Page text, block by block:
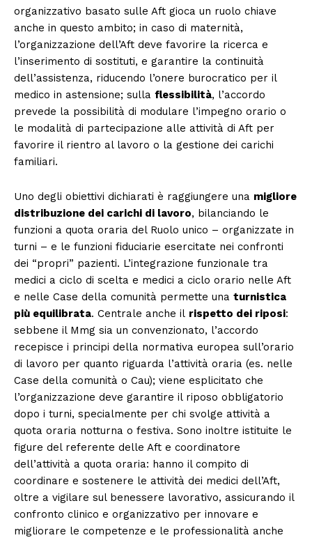
Menu
AREEINTERNE
ECONOMIA
Esclusive
SPORT
organizzativo basato sulle Aft gioca un ruolo chiave
anche in questo ambito; in caso di maternità,
l’organizzazione dell’Aft deve favorire la ricerca e
l’inserimento di sostituti, e garantire la continuità
dell’assistenza, riducendo l’onere burocratico per il
medico in astensione; sulla flessibilità, l’accordo
prevede la possibilità di modulare l’impegno orario o
le modalità di partecipazione alle attività di Aft per
favorire il rientro al lavoro o la gestione dei carichi
familiari.
Uno degli obiettivi dichiarati è raggiungere una migliore
distribuzione dei carichi di lavoro, bilanciando le
funzioni a quota oraria del Ruolo unico – organizzate in
turni – e le funzioni fiduciarie esercitate nei confronti
dei “propri” pazienti. L’integrazione funzionale tra
medici a ciclo di scelta e medici a ciclo orario nelle Aft
e nelle Case della comunità permette una turnistica
più equilibrata. Centrale anche il rispetto dei riposi:
sebbene il Mmg sia un convenzionato, l’accordo
recepisce i principi della normativa europea sull’orario
di lavoro per quanto riguarda l’attività oraria (es. nelle
Case della comunità o Cau); viene esplicitato che
l’organizzazione deve garantire il riposo obbligatorio
dopo i turni, specialmente per chi svolge attività a
quota oraria notturna o festiva. Sono inoltre istituite le
figure del referente delle Aft e coordinatore
dell’attività a quota oraria: hanno il compito di
coordinare e sostenere le attività dei medici dell’Aft,
oltre a vigilare sul benessere lavorativo, assicurando il
confronto clinico e organizzativo per innovare e
migliorare le competenze e le professionalità anche